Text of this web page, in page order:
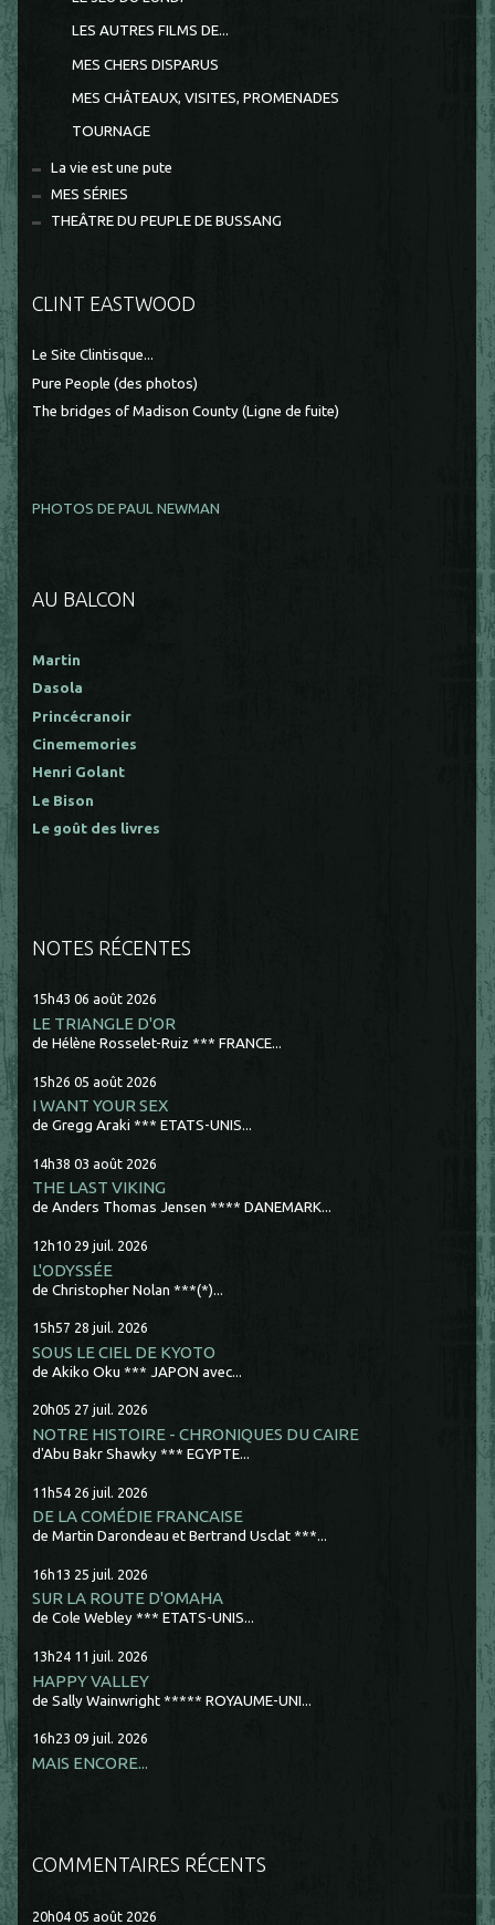
LES AUTRES FILMS DE...
MES CHERS DISPARUS
MES CHÂTEAUX, VISITES, PROMENADES
TOURNAGE
La vie est une pute
MES SÉRIES
THEÂTRE DU PEUPLE DE BUSSANG
CLINT EASTWOOD
Le Site Clintisque...
Pure People (des photos)
The bridges of Madison County (Ligne de fuite)
PHOTOS DE PAUL NEWMAN
AU BALCON
Martin
Dasola
Princécranoir
Cinememories
Henri Golant
Le Bison
Le goût des livres
NOTES RÉCENTES
15h43 06 août 2026
LE TRIANGLE D'OR
de Hélène Rosselet-Ruiz *** FRANCE...
15h26 05 août 2026
I WANT YOUR SEX
de Gregg Araki *** ETATS-UNIS...
14h38 03 août 2026
THE LAST VIKING
de Anders Thomas Jensen **** DANEMARK...
12h10 29 juil. 2026
L'ODYSSÉE
de Christopher Nolan ***(*)...
15h57 28 juil. 2026
SOUS LE CIEL DE KYOTO
de Akiko Oku *** JAPON avec...
20h05 27 juil. 2026
NOTRE HISTOIRE - CHRONIQUES DU CAIRE
d'Abu Bakr Shawky *** EGYPTE...
11h54 26 juil. 2026
DE LA COMÉDIE FRANCAISE
de Martin Darondeau et Bertrand Usclat ***...
16h13 25 juil. 2026
SUR LA ROUTE D'OMAHA
de Cole Webley *** ETATS-UNIS...
13h24 11 juil. 2026
HAPPY VALLEY
de Sally Wainwright ***** ROYAUME-UNI...
16h23 09 juil. 2026
MAIS ENCORE...
COMMENTAIRES RÉCENTS
20h04 05 août 2026